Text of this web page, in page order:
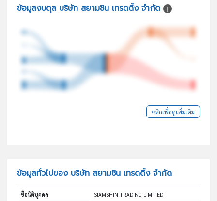
ข้อมูลงบดุล บริษัท สยามชิน เทรดดิ้ง จำกัด
คลิกเพื่อดูเพิ่มเติม
ข้อมูลทั่วไปของ บริษัท สยามชิน เทรดดิ้ง จำกัด
ชื่อนิติบุคคล SIAMSHIN TRADING LIMITED